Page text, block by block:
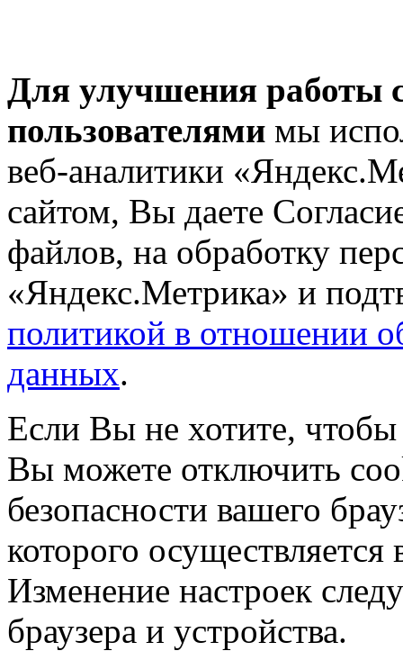
Для улучшения работы
пользователями мы
веб-аналитики
сайтом, Вы даете
файлов, на обработку
«Яндекс.Метрика» и
политикой в отношении
данных.
Если Вы не хотите,
Вы можете отключить
безопасности вашего
которого
Изменение настроек
браузера и устройства.